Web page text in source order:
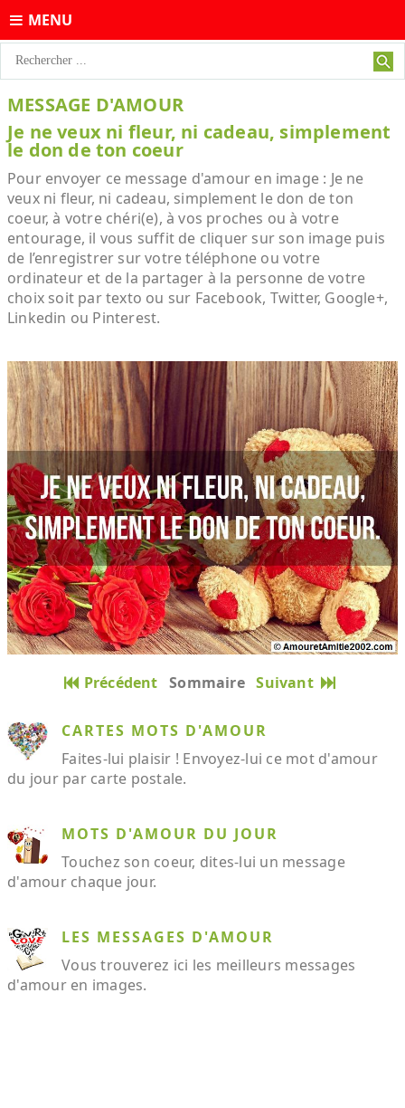
MENU
MESSAGE D'AMOUR
Je ne veux ni fleur, ni cadeau, simplement
le don de ton coeur
Pour envoyer ce message d'amour en image : Je ne
veux ni fleur, ni cadeau, simplement le don de ton
coeur, à votre chéri(e), à vos proches ou à votre
entourage, il vous suffit de cliquer sur son image puis
de l’enregistrer sur votre téléphone ou votre
ordinateur et de la partager à la personne de votre
choix soit par texto ou sur Facebook, Twitter, Google+,
Linkedin ou Pinterest.
Précédent Sommaire Suivant
CARTES MOTS D'AMOUR
Faites-lui plaisir ! Envoyez-lui ce mot d'amour
du jour par carte postale.
MOTS D'AMOUR DU JOUR
Touchez son coeur, dites-lui un message
d'amour chaque jour.
LES MESSAGES D'AMOUR
Vous trouverez ici les meilleurs messages
d'amour en images.